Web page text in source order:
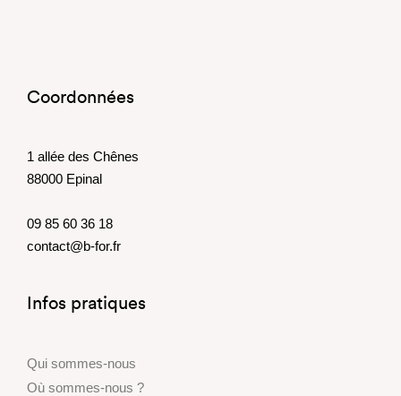
Coordonnées
1 allée des Chênes
88000 Epinal
09 85 60 36 18
contact@b-for.fr
Infos pratiques
Qui sommes-nous
Où sommes-nous ?